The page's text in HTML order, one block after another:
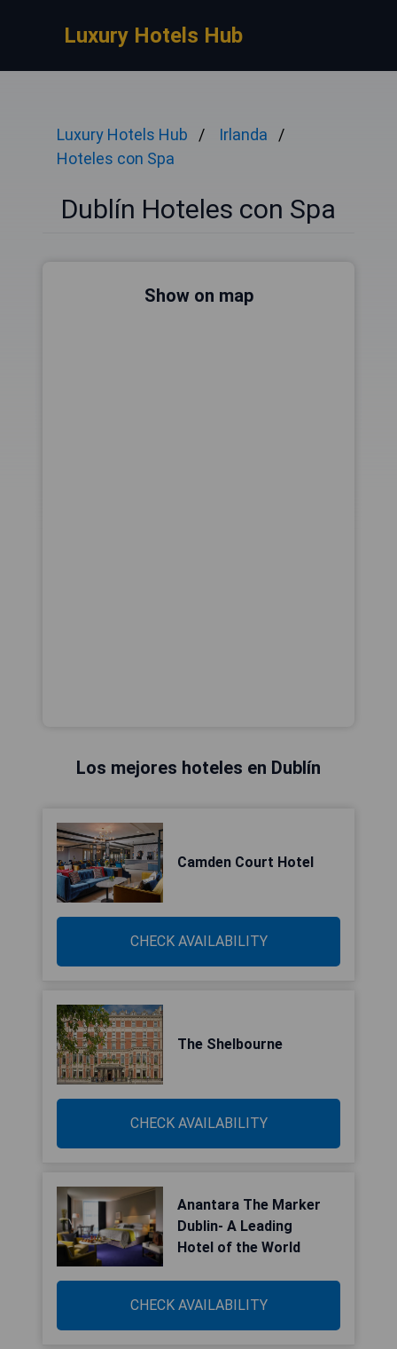
Luxury Hotels Hub
Luxury Hotels Hub
Irlanda
Hoteles con Spa
Dublín Hoteles con Spa
Show on map
Los mejores hoteles en Dublín
Camden Court Hotel
CHECK AVAILABILITY
The Shelbourne
CHECK AVAILABILITY
Anantara The Marker
Dublin- A Leading
Hotel of the World
CHECK AVAILABILITY